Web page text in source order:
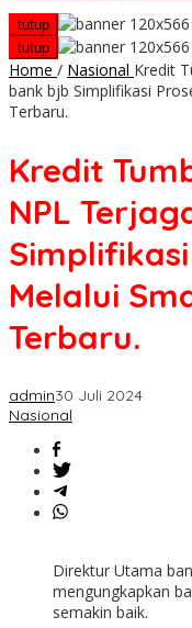
tutup
tutup
Home / Nasional Kredit
bank bjb Simplifikasi
Terbaru.
Kredit
NPL
Melalui
Terbaru.
admin30 Juli 2024
Nasional
Direktur Utama
mengungkapkan
semakin baik.